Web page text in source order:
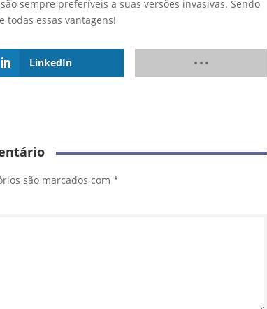
sempre preferíveis a suas versões invasivas. Sendo
todas essas vantagens!
LinkedIn
são marcados com*